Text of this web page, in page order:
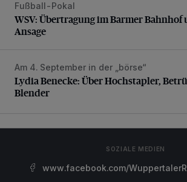
WSV: Übertragung im Barmer Bahnhof
Fußball-Pokal
WSV: Übertragung im Barmer Bahnhof
Ansage
Lydia Benecke: Über Hochstapler,
Am 4. September in der „börse“
Lydia Benecke: Über Hochstapler,
Blender
SOZIALE MEDIEN
www.facebook.com/